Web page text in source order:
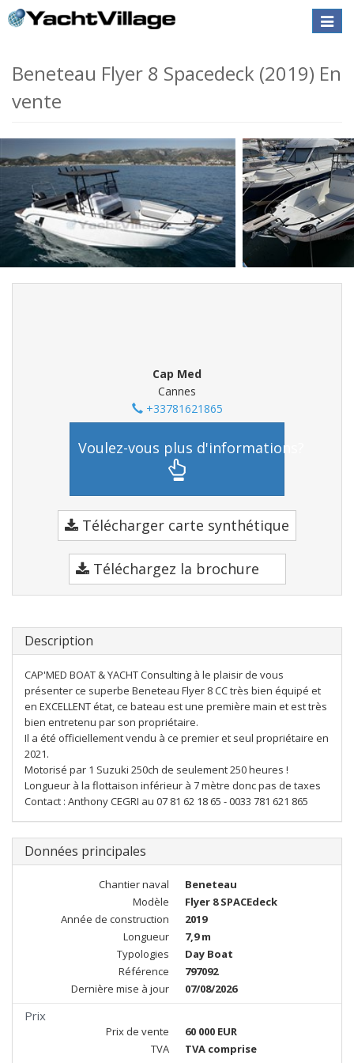
Toggle
Beneteau Flyer 8 Spacedeck (2019) En
vente
Cap Med
Cannes
+33781621865
Voulez-vous plus d'informations?
Télécharger carte synthétique
Téléchargez la brochure
Description
CAP'MED BOAT & YACHT Consulting à le plaisir de vous
présenter ce superbe Beneteau Flyer 8 CC très bien équipé et
en EXCELLENT état, ce bateau est une première main et est très
bien entretenu par son propriétaire.
Il a été officiellement vendu à ce premier et seul propriétaire en
2021.
Motorisé par 1 Suzuki 250ch de seulement 250 heures !
Longueur à la flottaison inférieur à 7 mètre donc pas de taxes
Contact : Anthony CEGRI au 07 81 62 18 65 - 0033 781 621 865
Données principales
Chantier naval
Beneteau
Modèle
Flyer 8 SPACEdeck
Année de construction
2019
Longueur
7,9 m
Typologies
Day Boat
Référence
797092
Dernière mise à jour
07/08/2026
Prix
Prix de vente
60 000 EUR
TVA
TVA comprise